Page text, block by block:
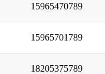
15965470789
15965701789
18205375789